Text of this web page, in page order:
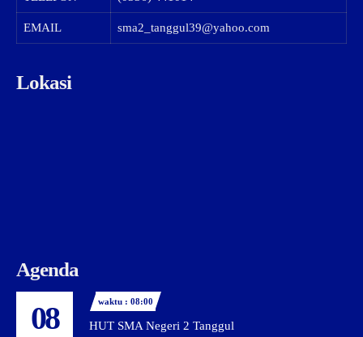
EMAIL sma2_tanggul39@yahoo.com
Lokasi
Agenda
08 waktu : 08:00
HUT SMA Negeri 2 Tanggul